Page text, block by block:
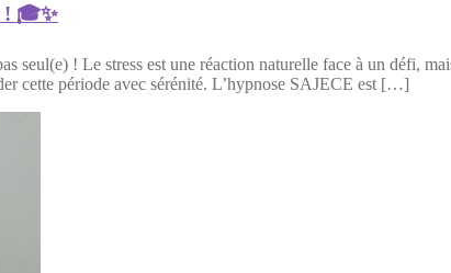
! 🎓✨
seul(e) ! Le stress est une réaction naturelle face à un défi,
cette période avec sérénité. L’hypnose SAJECE est […]